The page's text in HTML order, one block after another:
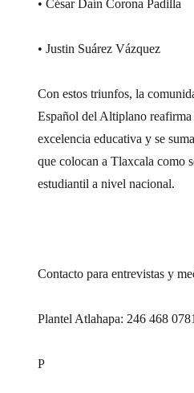
• César Daín Corona Padilla
• Justin Suárez Vázquez
Con estos triunfos, la
Español del Altiplano
excelencia educativa y se
que colocan a Tlaxcala como
estudiantil a nivel nacional.
Contacto para entrevistas y
Plantel Atlahapa: 246 468 0781
P